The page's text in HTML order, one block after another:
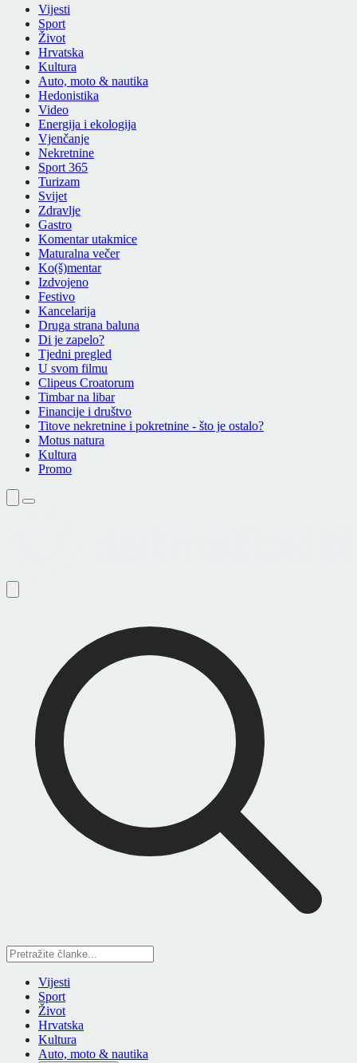
Vijesti
Sport
Život
Hrvatska
Kultura
Auto, moto & nautika
Hedonistika
Video
Energija i ekologija
Vjenčanje
Nekretnine
Sport 365
Turizam
Svijet
Zdravlje
Gastro
Komentar utakmice
Maturalna večer
Ko(š)mentar
Izdvojeno
Festivo
Kancelarija
Druga strana baluna
Di je zapelo?
Tjedni pregled
U svom filmu
Clipeus Croatorum
Timbar na libar
Financije i društvo
Titove nekretnine i pokretnine - što je ostalo?
Motus natura
Kultura
Promo
Vijesti
Sport
Život
Hrvatska
Kultura
Auto, moto & nautika